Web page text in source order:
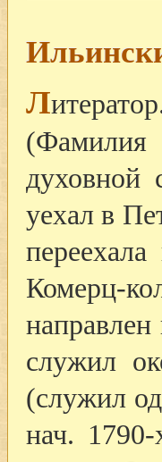
Л
духовной
уехал в
Комерц-
направлен
служил
(служил
нач. 1790-